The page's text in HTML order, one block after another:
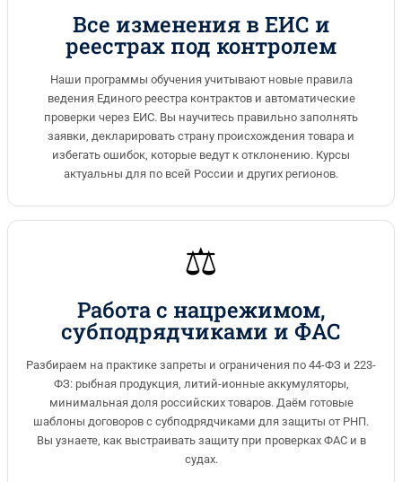
Все изменения в ЕИС и
реестрах под контролем
Наши программы обучения учитывают новые правила
ведения Единого реестра контрактов и автоматические
проверки через ЕИС. Вы научитесь правильно заполнять
заявки, декларировать страну происхождения товара и
избегать ошибок, которые ведут к отклонению. Курсы
актуальны для по всей России и других регионов.
⚖️
Работа с нацрежимом,
субподрядчиками и ФАС
Разбираем на практике запреты и ограничения по 44-ФЗ и 223-
ФЗ: рыбная продукция, литий-ионные аккумуляторы,
минимальная доля российских товаров. Даём готовые
шаблоны договоров с субподрядчиками для защиты от РНП.
Вы узнаете, как выстраивать защиту при проверках ФАС и в
судах.